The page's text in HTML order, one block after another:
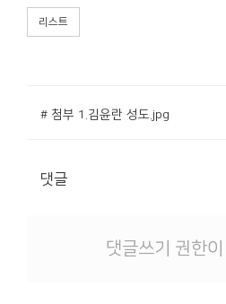
리스트
# 첨부 1.김윤란 성도.jpg
댓글
댓글쓰기 권한